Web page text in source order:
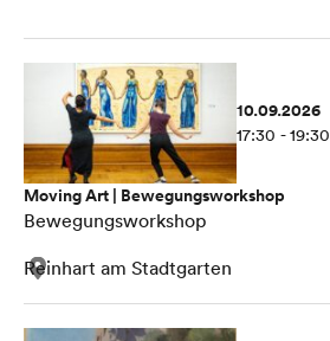
10.09.2026
17:30 - 19:30
Moving Art | Bewegungsworkshop
Bewegungsworkshop
Reinhart am Stadtgarten